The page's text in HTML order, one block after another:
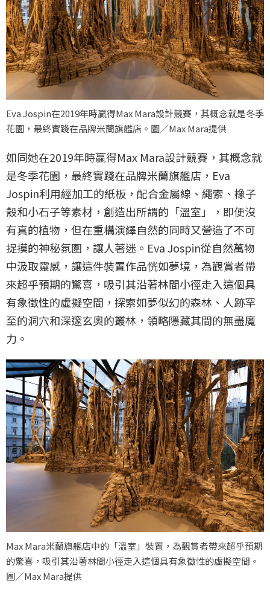
Eva Jospin在2019年時贏得Max Mara設計競賽，其概念就是冬季
花園，最終實踐在品牌米蘭旗艦店。圖／Max Mara提供
如同她在2019年時贏得Max Mara設計競賽，其概念就
是冬季花園，最終實踐在品牌米蘭旗艦店，Eva
Jospin利用經加工的紙板，配合金屬線、繩索、橡子
殼和小石子等素材，創造出所謂的「溫室」，即便沒
有真的植物，但在重構演繹自然的同時又營造了不可
捉摸的神秘氛圍，讓人著迷。Eva Jospin從自然萬物
中汲取靈感，讓這件裝置作品恍如夢境，為觀賞者帶
來超乎預期的驚喜，吸引其沿著林間小徑走入這個具
有象徵性的虛擬空間，探索如夢似幻的森林、人跡罕
至的洞穴和深邃玄奧的叢林，領略隱藏其間的無盡魔
力。
Max Mara米蘭旗艦店中的「溫室」裝置，為觀賞者帶來超乎預期
的驚喜，吸引其沿著林間小徑走入這個具有象徵性的虛擬空間。
圖／Max Mara提供